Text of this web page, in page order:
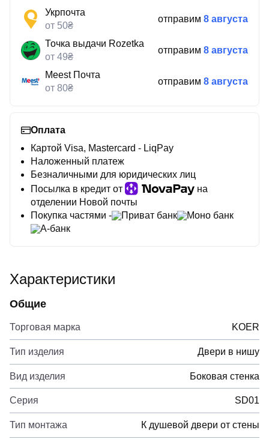
Укрпочта
от 50₴
отправим 8 августа
Точка выдачи Rozetka
от 49₴
отправим 8 августа
Meest Почта
от 80₴
отправим 8 августа
Оплата
Картой Visa, Mastercard - LiqPay
Наложенный платеж
Безналичными для юридических лиц
Посылка в кредит от
на
отделении Новой почты
Покупка частями -
Приват банк
Моно банк
А-банк
Характеристики
Общие
Торговая марка KOER
Тип изделия Двери в нишу
Вид изделия Боковая стенка
Серия SD01
Тип монтажа К душевой двери от стены